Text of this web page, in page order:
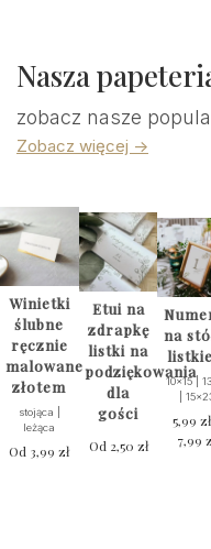
Nasza
zobacz nasze
Zobacz więcej ->
Winietki
ślubne
ręcznie
malowane
złotem
stojąca |
leżąca
Od 3,99zł
Etui na
zdrapkę
listki na
podziękowania
dla
gości
Od 2,50 zł
na
10x15 |
|
5,99 zł
7,99